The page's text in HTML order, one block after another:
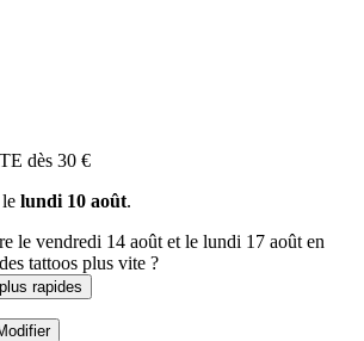
dès 30 €
lundi 10 août.
le vendredi 14 août et le lundi 17 août en
tattoos plus vite ?
rapides